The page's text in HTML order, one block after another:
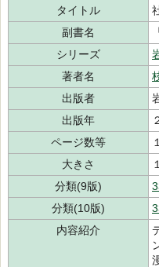
タイトル
副書名
シリーズ
著者名
出版者
出版年
ページ数等
大きさ
分類(9版)
分類(10版)
内容紹介